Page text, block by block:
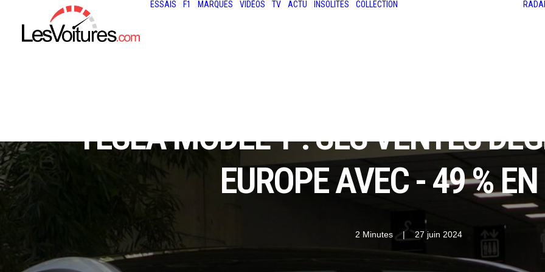
ESSAIS F1 MARQUES VIDÉOS TV ACTU INSOLITES COLLECTION
TESLA MODEL Y : SES VENTES
EUROPE AVEC - 49 %
2 Minutes | 27 juin 2024